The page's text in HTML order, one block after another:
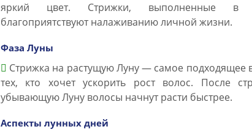
яркий цвет. Стрижки, выполненные в
благоприятствуют налаживанию личной жизни.
Фаза Луны
Стрижка на растущую Луну — самое подходящее
тех, кто хочет ускорить рост волос. После
убывающую Луну волосы начнут расти быстрее.
Аспекты лунных дней